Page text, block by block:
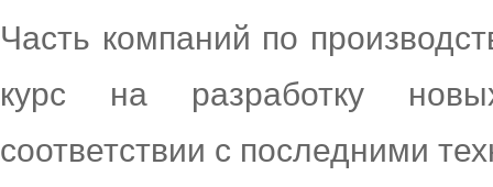
Часть компаний по
курс на разработку
соответствии с последними